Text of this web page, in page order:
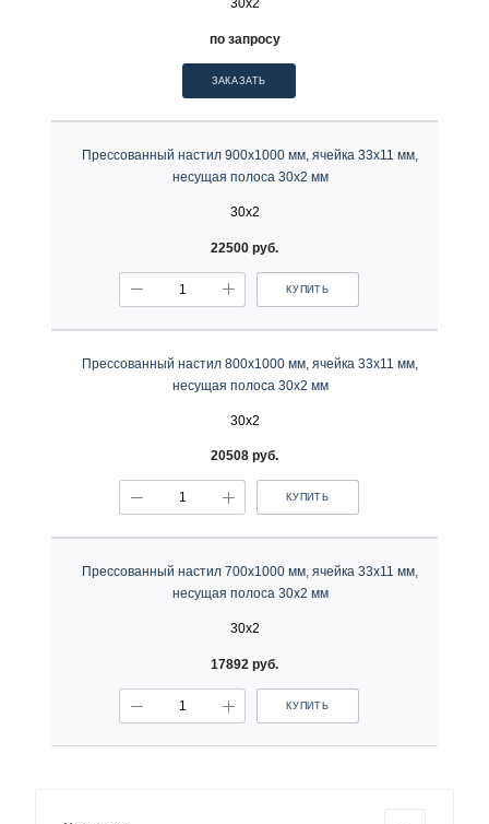
30х2
по запросу
ЗАКАЗАТЬ
Прессованный настил 900х1000 мм, ячейка 33х11 мм,
несущая полоса 30х2 мм
30х2
22500 руб.
КУПИТЬ
Прессованный настил 800х1000 мм, ячейка 33х11 мм,
несущая полоса 30х2 мм
30х2
20508 руб.
КУПИТЬ
Прессованный настил 700х1000 мм, ячейка 33х11 мм,
несущая полоса 30х2 мм
30х2
17892 руб.
КУПИТЬ